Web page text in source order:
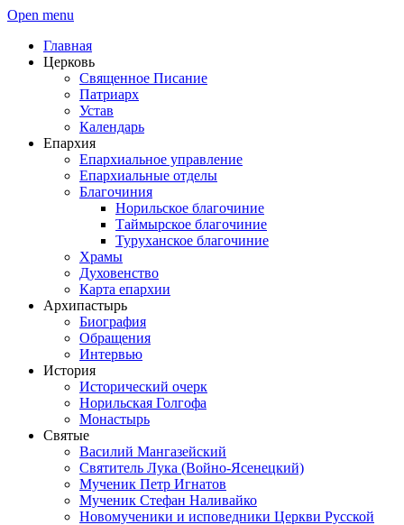
Open menu
Главная
Церковь
Священное Писание
Патриарх
Устав
Календарь
Епархия
Епархиальное управление
Епархиальные отделы
Благочиния
Норильское благочиние
Таймырское благочиние
Туруханское благочиние
Храмы
Духовенство
Карта епархии
Архипастырь
Биография
Обращения
Интервью
История
Исторический очерк
Норильская Голгофа
Монастырь
Святые
Василий Мангазейский
Святитель Лука (Войно-Ясенецкий)
Мученик Петр Игнатов
Мученик Стефан Наливайко
Новомученики и исповедники Церкви Русской